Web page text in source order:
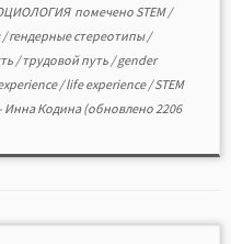
помечено STEM/
/гендерные стереотипы/
/трудовой путь /gender
/life experience/STEM
- Инна Кодина(обновлено 2206